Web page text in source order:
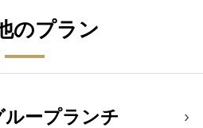
のプラン
ループランチ